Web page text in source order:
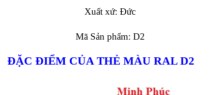
Xuất xứ: Đức
Mã Sản phẩm: D2
ĐẶC ĐIỂM CỦA THẺ MÀU RAL D2